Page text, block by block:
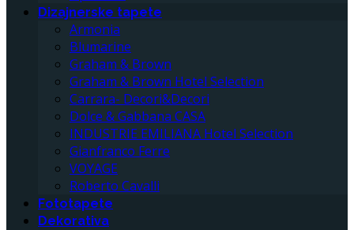
Dizajnerske tapete
Armonia
Blumarine
Graham & Brown
Graham & Brown Hotel Selection
Carrara- Decori&Decori
Dolce & Gabbana CASA
INDUSTRIE EMILIANA Hotel Selection
Gianfranco Ferre
VOYAGE
Roberto Cavalli
Fototapete
Dekorativa